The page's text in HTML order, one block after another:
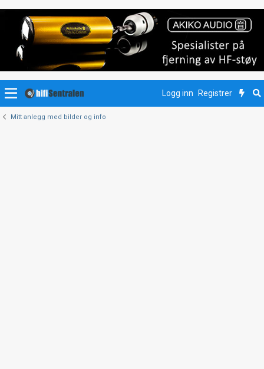
Logg inn Registrer
Mitt anlegg med bilder og info